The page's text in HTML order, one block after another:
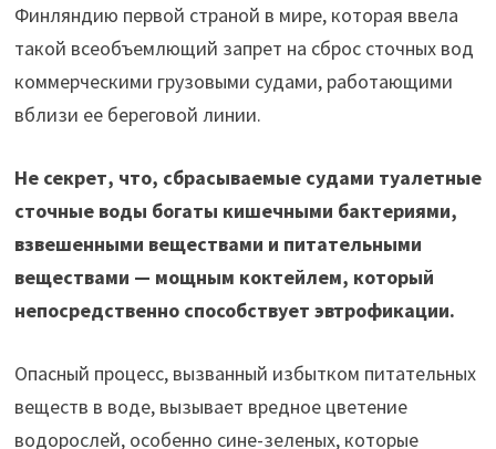
Финляндию первой страной в мире, которая ввела
такой всеобъемлющий запрет на сброс сточных вод
коммерческими грузовыми судами, работающими
вблизи ее береговой линии.
Не секрет, что, сбрасываемые судами туалетные
сточные воды богаты кишечными бактериями,
взвешенными веществами и питательными
веществами — мощным коктейлем, который
непосредственно способствует эвтрофикации.
Опасный процесс, вызванный избытком питательных
веществ в воде, вызывает вредное цветение
водорослей, особенно сине-зеленых, которые